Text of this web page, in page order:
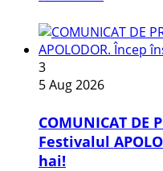
3
5 Aug 2026
COMUNICAT DE
Festivalul
hai!